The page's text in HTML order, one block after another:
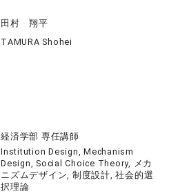
田村 翔平
TAMURA Shohei
経済学部 専任講師
Institution Design, Mechanism
Design, Social Choice Theory, メカ
ニズムデザイン, 制度設計, 社会的選
択理論